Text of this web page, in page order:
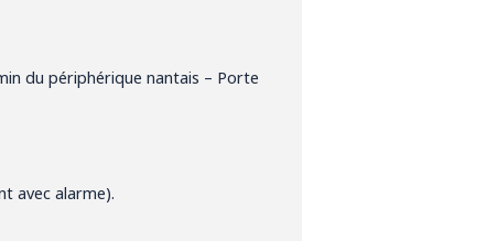
du périphérique nantais – Porte
avec alarme).